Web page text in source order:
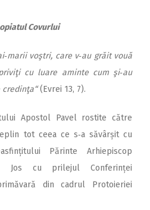
Covurlui
voştri, care v‑au grăit vouă
cu luare aminte cum şi‑au
credinţa“(Evrei 13, 7).
Apostol Pavel rostite către
tot ceea ce s‑a săvârșit cu
Părinte Arhiepiscop
Jos cu prilejul Conferinței
din cadrul Protoieriei